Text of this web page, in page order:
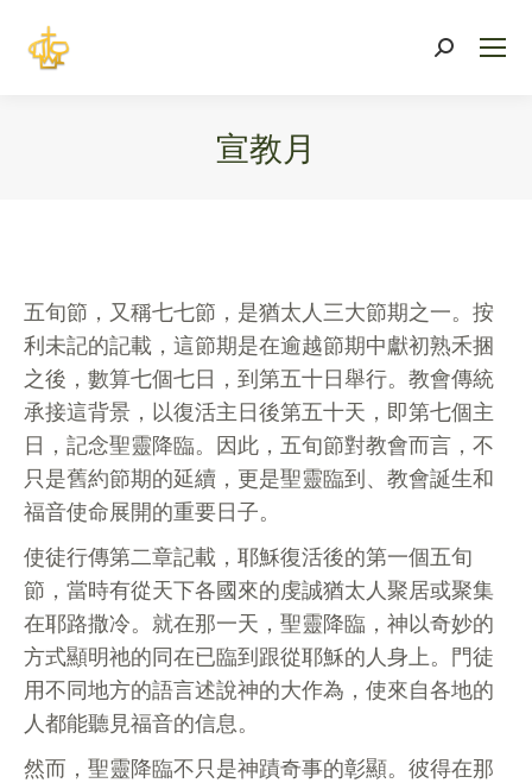
Search:
宣教月
五旬節，又稱七七節，是猶太人三大節期之一。按
利未記的記載，這節期是在逾越節期中獻初熟禾捆
之後，數算七個七日，到第五十日舉行。教會傳統
承接這背景，以復活主日後第五十天，即第七個主
日，記念聖靈降臨。因此，五旬節對教會而言，不
只是舊約節期的延續，更是聖靈臨到、教會誕生和
福音使命展開的重要日子。
使徒行傳第二章記載，耶穌復活後的第一個五旬
節，當時有從天下各國來的虔誠猶太人聚居或聚集
在耶路撒冷。就在那一天，聖靈降臨，神以奇妙的
方式顯明祂的同在已臨到跟從耶穌的人身上。門徒
用不同地方的語言述說神的大作為，使來自各地的
人都能聽見福音的信息。
然而，聖靈降臨不只是神蹟奇事的彰顯。彼得在那